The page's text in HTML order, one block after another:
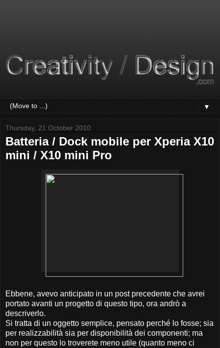
▼
Thursday, 21 October 2010
Batteria / Dock mobile per Xperia X10
mini / X10 mini Pro
Ebbene, avevo anticipato in un post precedente che avrei
portato avanti un progetto di questo tipo, ora andrò a
descriverlo.
Si tratta di un oggetto semplice, pensato perché lo fosse; sia
per realizzabilità sia per disponibilità dei componenti; ma
non per questo lo troverete meno utile (quanto meno ci